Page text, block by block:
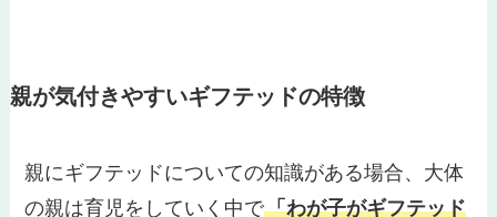
親が気付きやすいギフテッドの特徴
親にギフテッドについての知識がある場合、大体
の親は育児をしていく中で「わが子がギフテッド